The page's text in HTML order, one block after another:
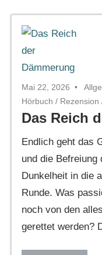
Mai 22, 2026
Hörbuch / Rezension
Das Reich
Endlich geht das
und die Befreiung
Dunkelheit in die
Runde. Was
noch von den
gerettet werden?